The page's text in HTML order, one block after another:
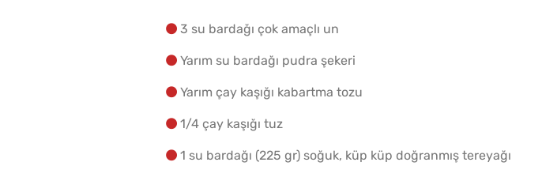
3 su bardağı çok amaçlı un
Yarım su bardağı pudra şekeri
Yarım çay kaşığı kabartma tozu
1/4 çay kaşığı tuz
1 su bardağı (225 gr) soğuk, küp küp doğranmış tereyağı